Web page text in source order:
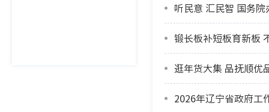
听民意 汇民智 国务
锻长板补短板育新板
逛年货大集 品抚顺优
2026年辽宁省政府工